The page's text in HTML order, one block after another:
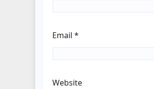
Email *
Website